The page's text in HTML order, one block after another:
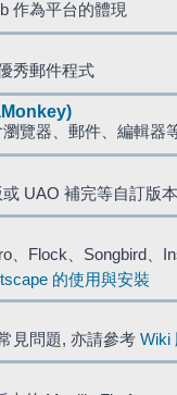
作為平台的體現
秀郵件程式
瀏覽器、郵件、編輯器
UAO 補完等自訂版
、Flock、Songbird、
的使用與安裝
見問題, 亦請參考 Wiki